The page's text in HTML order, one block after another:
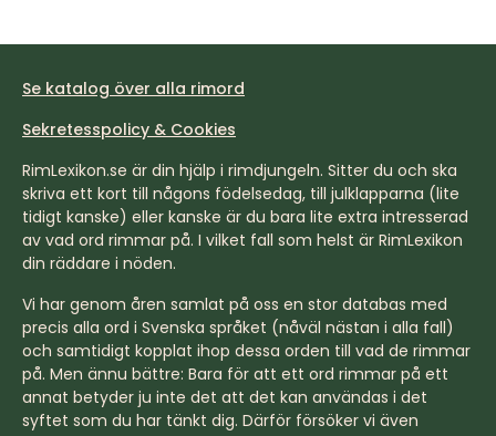
Se katalog över alla rimord
Sekretesspolicy & Cookies
RimLexikon.se är din hjälp i rimdjungeln. Sitter du och ska
skriva ett kort till någons födelsedag, till julklapparna (lite
tidigt kanske) eller kanske är du bara lite extra intresserad
av vad ord rimmar på. I vilket fall som helst är RimLexikon
din räddare i nöden.
Vi har genom åren samlat på oss en stor databas med
precis alla ord i Svenska språket (nåväl nästan i alla fall)
och samtidigt kopplat ihop dessa orden till vad de rimmar
på. Men ännu bättre: Bara för att ett ord rimmar på ett
annat betyder ju inte det att det kan användas i det
syftet som du har tänkt dig. Därför försöker vi även